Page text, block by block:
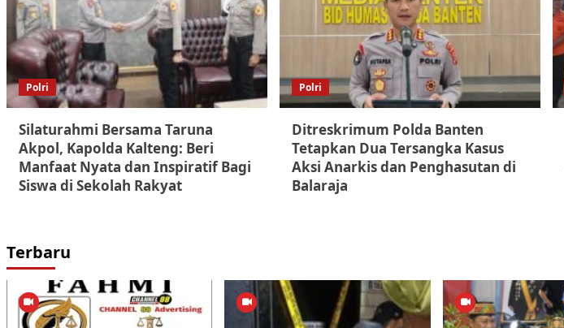
Polri
Silaturahmi Bersama Taruna
Akpol, Kapolda Kalteng: Beri
Manfaat Nyata dan Inspiratif Bagi
Siswa di Sekolah Rakyat
Polri
Ditreskrimum Polda Banten
Tetapkan Dua Tersangka Kasus
Aksi Anarkis dan Penghasutan di
Balaraja
Terbaru